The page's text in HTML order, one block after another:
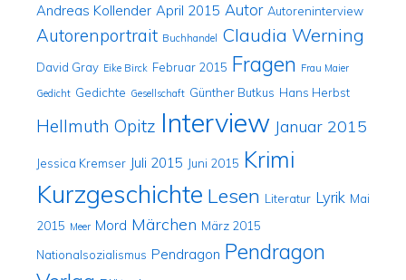
Andreas Kollender April 2015 Autor Autoreninterview
Autorenportrait Buchhandel Claudia Werning
David Gray Eike Birck Februar 2015 Fragen Frau Maier
Gedicht Gedichte Gesellschaft Günther Butkus Hans Herbst
Hellmuth Opitz Interview Januar 2015
Jessica Kremser Juli 2015 Juni 2015 Krimi
Kurzgeschichte Lesen Literatur Lyrik Mai
2015 Meer Mord Märchen März 2015
Nationalsozialismus Pendragon Pendragon